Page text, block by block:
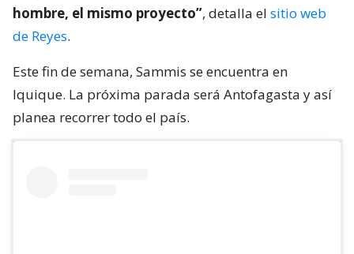
hombre, el mismo proyecto”, detalla el sitio web
de Reyes.
Este fin de semana, Sammis se encuentra en
Iquique. La próxima parada será Antofagasta y así
planea recorrer todo el país.